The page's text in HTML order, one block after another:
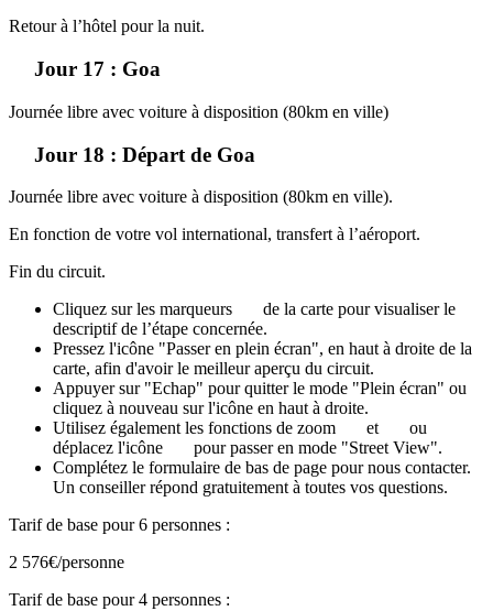
Retour à l’hôtel pour la nuit.
Jour 17 : Goa
Journée libre avec voiture à disposition (80km en ville)
Jour 18 : Départ de Goa
Journée libre avec voiture à disposition (80km en ville).
En fonction de votre vol international, transfert à l’aéroport.
Fin du circuit.
Cliquez sur les marqueurs
de la carte pour visualiser le
descriptif de l’étape concernée.
Pressez l'icône "Passer en plein écran", en haut à droite de la
carte, afin d'avoir le meilleur aperçu du circuit.
Appuyer sur "Echap" pour quitter le mode "Plein écran" ou
cliquez à nouveau sur l'icône en haut à droite.
Utilisez également les fonctions de zoom
et
ou
déplacez l'icône
pour passer en mode "Street View".
Complétez le formulaire de bas de page pour nous contacter.
Un conseiller répond gratuitement à toutes vos questions.
Tarif de base pour 6 personnes :
2 576€/personne
Tarif de base pour 4 personnes :